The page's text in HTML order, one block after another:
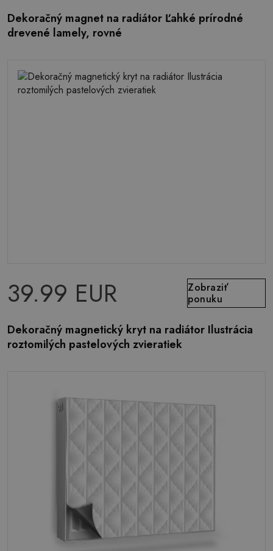
Dekoračný magnet na radiátor Ľahké prírodné
drevené lamely, rovné
39.99 EUR
Zobraziť
ponuku
Dekoračný magnetický kryt na radiátor Ilustrácia
roztomilých pastelových zvieratiek